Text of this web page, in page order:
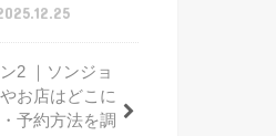
2 ｜ソンジョ
お店はどこに
予約方法を調